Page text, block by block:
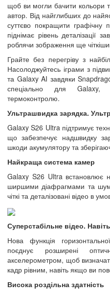
щоб ви могли бачити кольори
автор. Від найглибших до
суттєво покращити графічну
піднімає рівень деталізації
роблячи зображення ще
Грайте без перегріву з
Насолоджуйтесь іграми з
та Galaxy AI завдяки
спеціально для Galaxy,
термоконтролю.
Ультрашвидка зарядка.
Galaxy S26 Ultra підтримує
що забезпечує надшвидку
шкоди акумулятору та
Найкраща система камер
Galaxy S26 Ultra встановлює
ширшими діафрагмами та
чіткі та деталізовані відео в
Суперстабільне відео.
Нова функція
поєднує розширені
акселерометром, щоб
кадр рівним, навіть якщо ви
Висока роздільна здатність